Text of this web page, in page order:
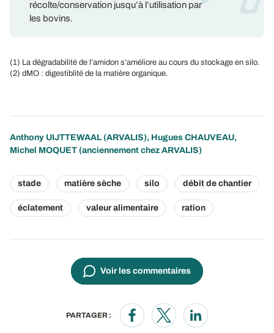
récolte/conservation jusqu’à l’utilisation par
les bovins.
(1) La dégradabilité de l’amidon s’améliore au cours du stockage en silo.
(2) dMO : digestiblité de la matière organique.
Anthony UIJTTEWAAL (ARVALIS), Hugues CHAUVEAU,
Michel MOQUET (anciennement chez ARVALIS)
stade matière sèche silo débit de chantier
éclatement valeur alimentaire ration
Voir les commentaires
PARTAGER :
Opens in a new window
Opens in a new window
Opens in a new